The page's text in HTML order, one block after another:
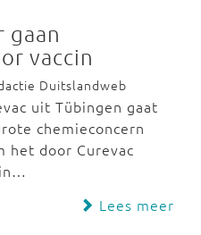
gaan
vaccin
Duitslandweb
uit Tübingen gaat
chemieconcern
het door Curevac
Lees meer